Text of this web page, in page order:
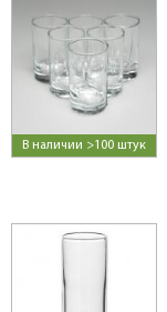
В наличии >100 штук